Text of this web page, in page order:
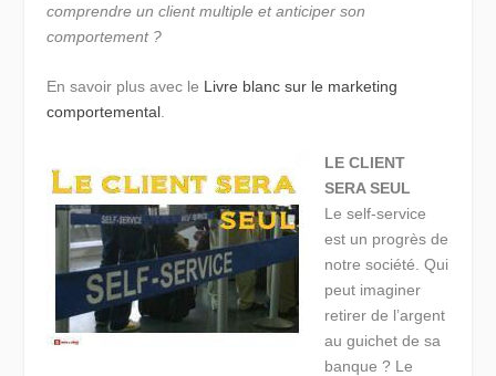
comprendre un client multiple et anticiper son
comportement ?
En savoir plus avec le Livre blanc sur le marketing
comportemental.
LE CLIENT
SERA SEUL
Le self-service
est un progrès de
notre société. Qui
peut imaginer
retirer de l’argent
au guichet de sa
banque ? Le